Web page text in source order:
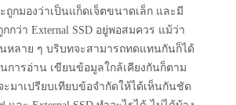
กมองว่าเป็นแก็ดเจ็ตขนาดเล็ก และมี
กว่า External SSD อยู่พอสมควร แม้ว่า
หลาย ๆ บริบทจะสามารถทดแทนกันก็ได้
การอ่าน เขียนข้อมูลใกล้เคียงกันก็ตาม
มาเปรียบเทียบข้อจำกัดให้ได้เห็นกันชัด